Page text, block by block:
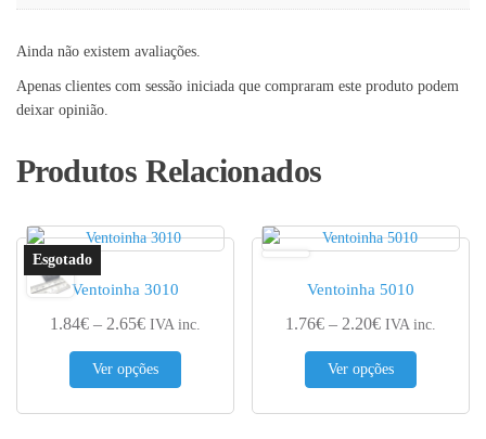
Ainda não existem avaliações.
Apenas clientes com sessão iniciada que compraram este produto podem
deixar opinião.
Produtos Relacionados
Ventoinha 3010
1.84€ – 2.65€Price range: 1.84€ through 2.65€
IVA inc.
Ver opções
This product has multiple variants. The options
Ventoinha 5010
1.76€ – 2.20€Price range:
IVA inc.
Ver opções
This